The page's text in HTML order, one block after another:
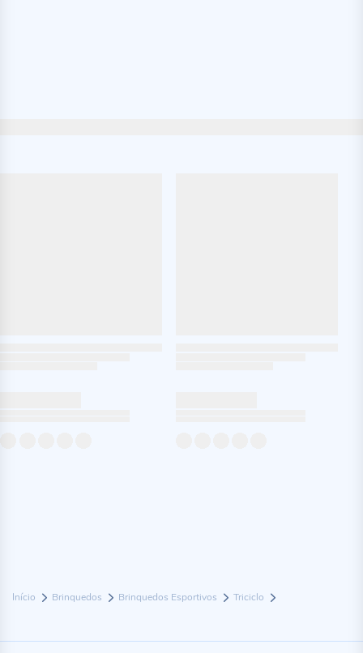
Início Brinquedos Brinquedos Esportivos Triciclo